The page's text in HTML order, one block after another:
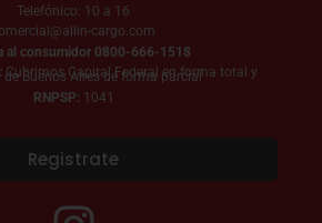
Telefónico: 10 a 16
cargo.com
al consumidor 0800-666-1518
Cubrimos Capital Federal en forma total y
Buenos Aires de forma parcial
RNPSP: 1041
Registrate